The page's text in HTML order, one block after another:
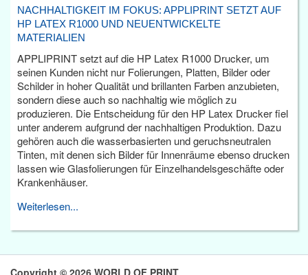
NACHHALTIGKEIT IM FOKUS: APPLIPRINT SETZT AUF
HP LATEX R1000 UND NEUENTWICKELTE
MATERIALIEN
APPLIPRINT setzt auf die HP Latex R1000 Drucker, um
seinen Kunden nicht nur Folierungen, Platten, Bilder oder
Schilder in hoher Qualität und brillanten Farben anzubieten,
sondern diese auch so nachhaltig wie möglich zu
produzieren. Die Entscheidung für den HP Latex Drucker fiel
unter anderem aufgrund der nachhaltigen Produktion. Dazu
gehören auch die wasserbasierten und geruchsneutralen
Tinten, mit denen sich Bilder für Innenräume ebenso drucken
lassen wie Glasfolierungen für Einzelhandelsgeschäfte oder
Krankenhäuser.
Weiterlesen...